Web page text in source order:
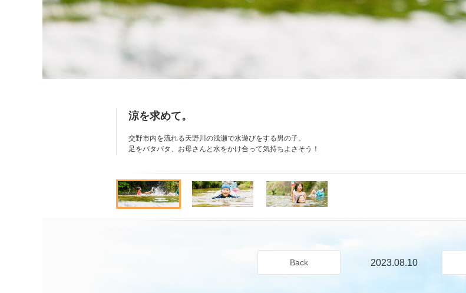
涼を求めて。
交野市内を流れる天野川の浅瀬で水遊びをする男の子。
足をバタバタ、お母さんと水をかけ合って気持ちよさそう！
Back 2023.08.10